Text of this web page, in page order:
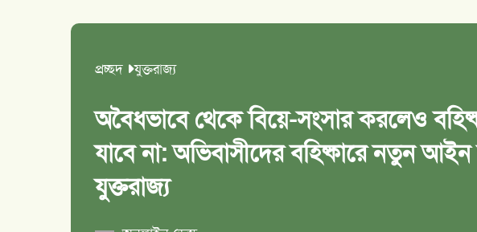
প্রচ্ছদ যুক্তরাজ্য
অবৈধভাবে থেকে বিয়ে-সংসার করলেও
যাবে না: অভিবাসীদের বহিষ্কারে নতুন
যুক্তরাজ্য